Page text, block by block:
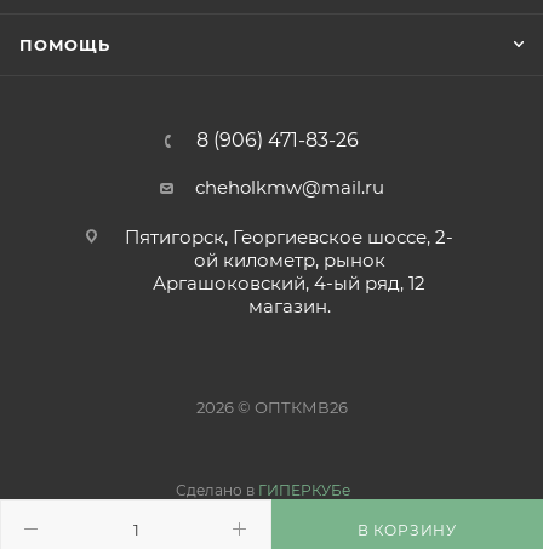
В КОРЗИНУ
ПОМОЩЬ
8 (906) 471-83-26
cheholkmw@mail.ru
Пятигорск, Георгиевское шоссе, 2-
ой километр, рынок
Аргашоковский, 4-ый ряд, 12
магазин.
2026 © ОПТКМВ26
Сделано в ГИПЕРКУБе